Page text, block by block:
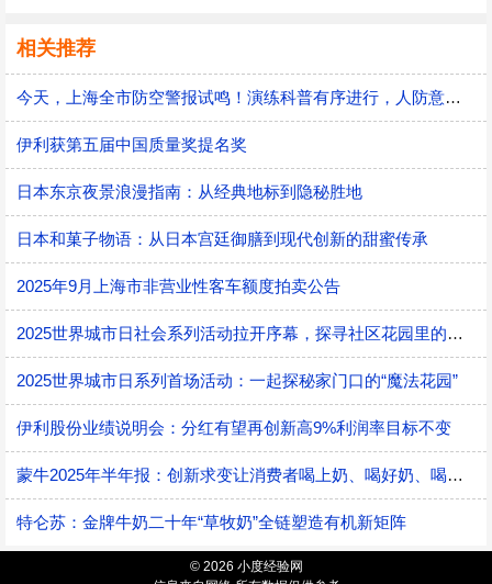
相关推荐
今天，上海全市防空警报试鸣！演练科普有序进行，人防意识“声入人心”
伊利获第五届中国质量奖提名奖
日本东京夜景浪漫指南：从经典地标到隐秘胜地
日本和菓子物语：从日本宫廷御膳到现代创新的甜蜜传承
2025年9月上海市非营业性客车额度拍卖公告
2025世界城市日社会系列活动拉开序幕，探寻社区花园里的智慧应用
2025世界城市日系列首场活动：一起探秘家门口的“魔法花园”
伊利股份业绩说明会：分红有望再创新高9%利润率目标不变
蒙牛2025年半年报：创新求变让消费者喝上奶、喝好奶、喝对奶
特仑苏：金牌牛奶二十年“草牧奶”全链塑造有机新矩阵
© 2026 小度经验网